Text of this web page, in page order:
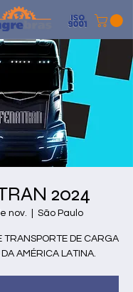
2024
nov. São Paulo
TRANSPORTE DE CARGA
DA AMÉRICA LATINA.